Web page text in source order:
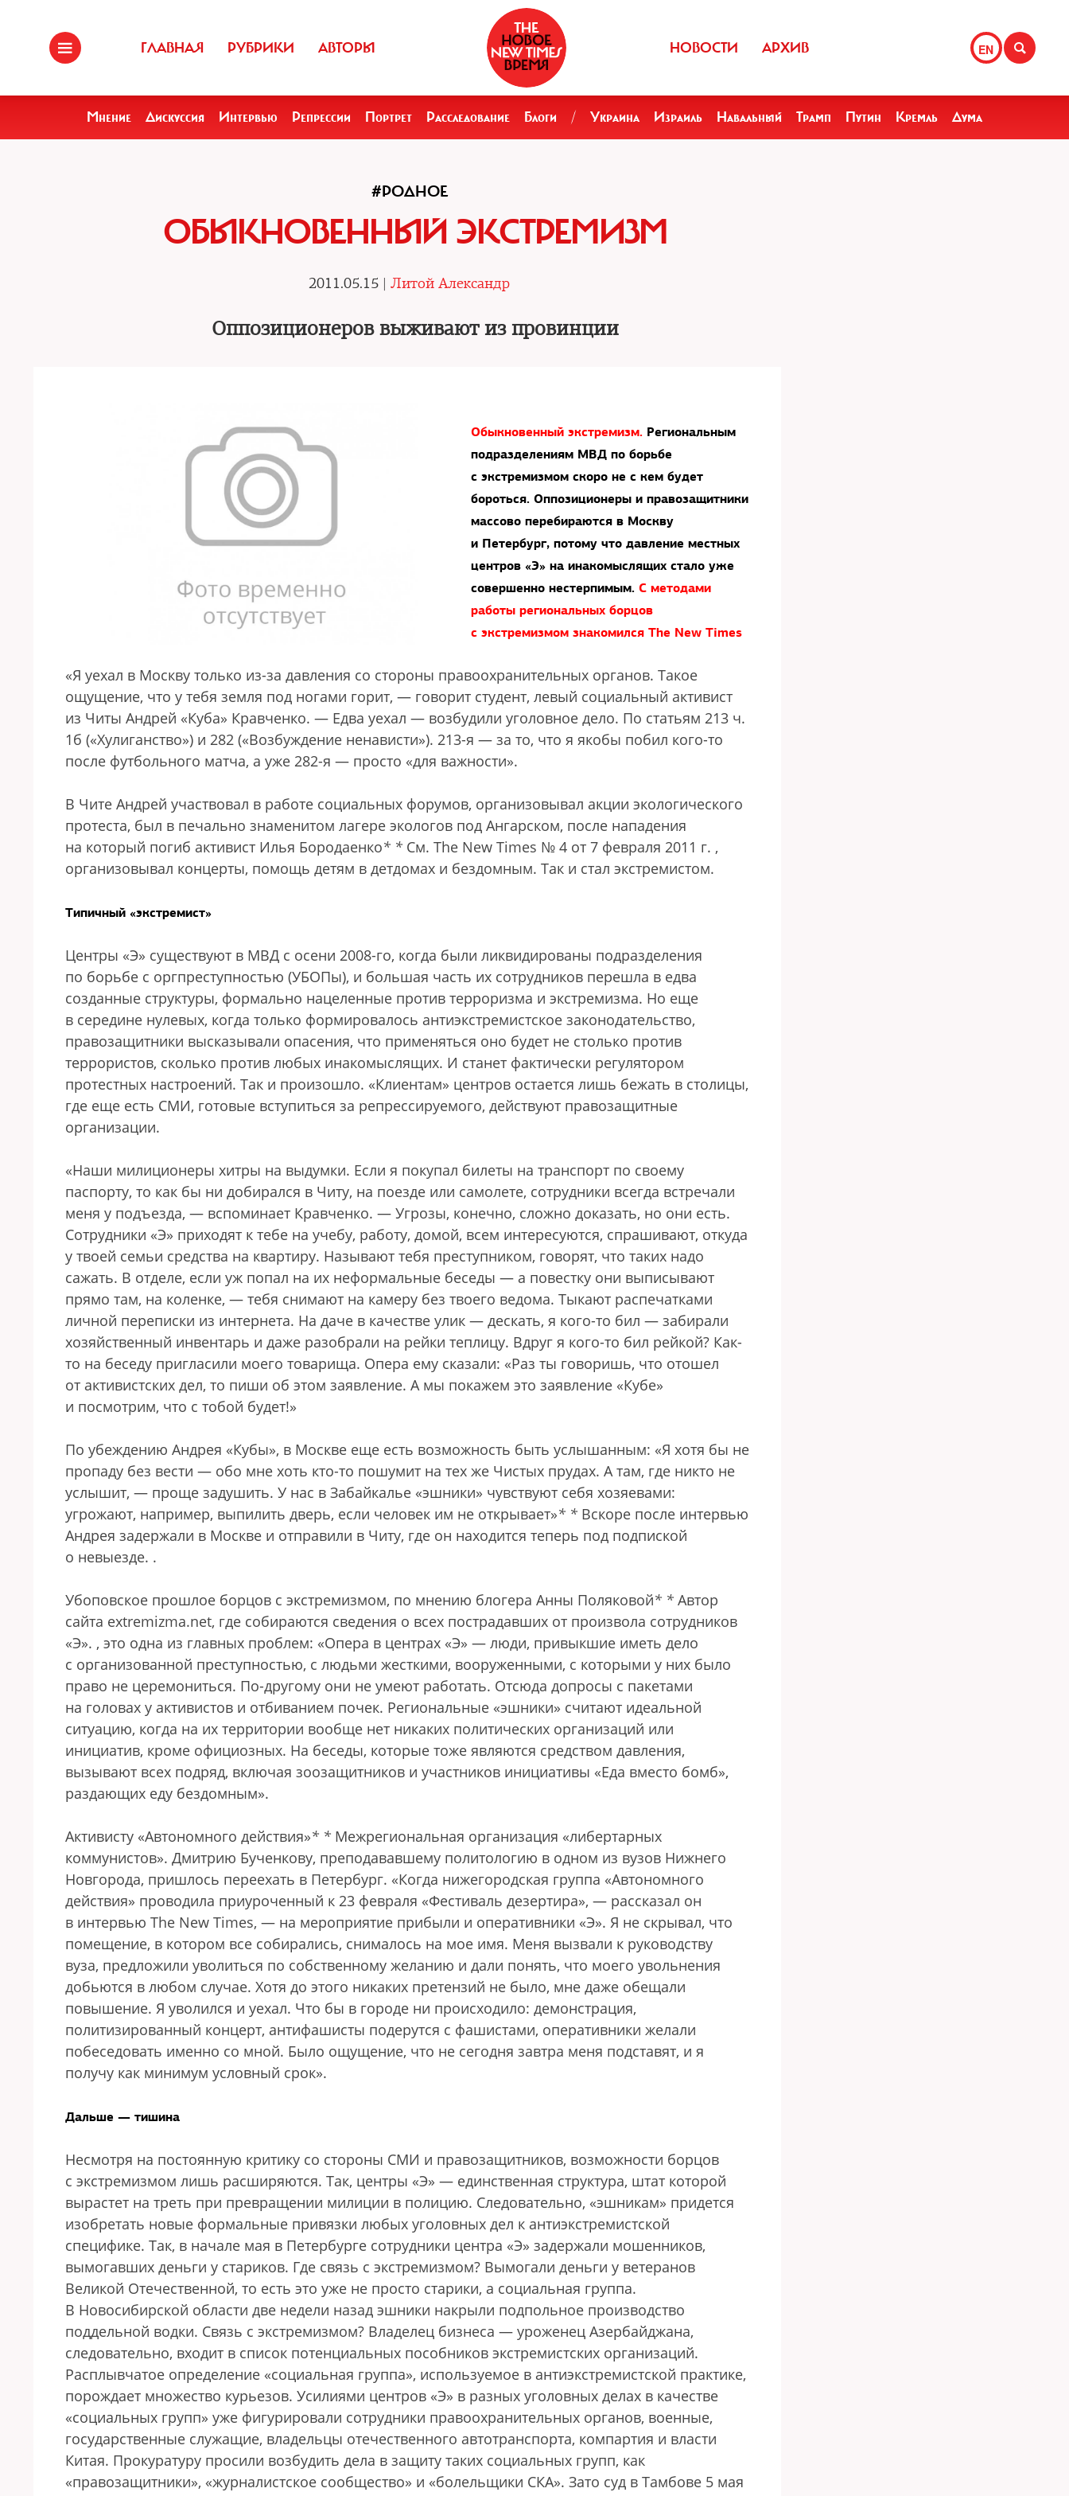
ГЛАВНАЯ РУБРИКИ АВТОРЫ EN
НОВОСТИ АРХИВ
Мнение Дискуссия Интервью Репрессии Портрет Расследование Блоги / Украина Израиль Навальный Трамп Путин Кремль Дума
#РОДНОЕ
ОБЫКНОВЕННЫЙ ЭКСТРЕМИЗМ
2011.05.15 | Литой Александр
Оппозиционеров выживают из провинции
Обыкновенный экстремизм. Региональным
подразделениям МВД по борьбе
с экстремизмом скоро не с кем будет
бороться. Оппозиционеры и правозащитники
массово перебираются в Москву
и Петербург, потому что давление местных
центров «Э» на инакомыслящих стало уже
совершенно нестерпимым. С методами
работы региональных борцов
с экстремизмом знакомился The New Times
«Я уехал в Москву только из-за давления со стороны правоохранительных органов. Такое
ощущение, что у тебя земля под ногами горит, — говорит студент, левый социальный активист
из Читы Андрей «Куба» Кравченко. — Едва уехал — возбудили уголовное дело. По статьям 213 ч.
1б («Хулиганство») и 282 («Возбуждение ненависти»). 213-я — за то, что я якобы побил кого-то
после футбольного матча, а уже 282-я — просто «для важности».
В Чите Андрей участвовал в работе социальных форумов, организовывал акции экологического
протеста, был в печально знаменитом лагере экологов под Ангарском, после нападения
на который погиб активист Илья Бородаенко* * См. The New Times № 4 от 7 февраля 2011 г. ,
организовывал концерты, помощь детям в детдомах и бездомным. Так и стал экстремистом.
Типичный «экстремист»
Центры «Э» существуют в МВД с осени 2008-го, когда были ликвидированы подразделения
по борьбе с оргпреступностью (УБОПы), и большая часть их сотрудников перешла в едва
созданные структуры, формально нацеленные против терроризма и экстремизма. Но еще
в середине нулевых, когда только формировалось антиэкстремистское законодательство,
правозащитники высказывали опасения, что применяться оно будет не столько против
террористов, сколько против любых инакомыслящих. И станет фактически регулятором
протестных настроений. Так и произошло. «Клиентам» центров остается лишь бежать в столицы,
где еще есть СМИ, готовые вступиться за репрессируемого, действуют правозащитные
организации.
«Наши милиционеры хитры на выдумки. Если я покупал билеты на транспорт по своему
паспорту, то как бы ни добирался в Читу, на поезде или самолете, сотрудники всегда встречали
меня у подъезда, — вспоминает Кравченко. — Угрозы, конечно, сложно доказать, но они есть.
Сотрудники «Э» приходят к тебе на учебу, работу, домой, всем интересуются, спрашивают, откуда
у твоей семьи средства на квартиру. Называют тебя преступником, говорят, что таких надо
сажать. В отделе, если уж попал на их неформальные беседы — а повестку они выписывают
прямо там, на коленке, — тебя снимают на камеру без твоего ведома. Тыкают распечатками
личной переписки из интернета. На даче в качестве улик — дескать, я кого-то бил — забирали
хозяйственный инвентарь и даже разобрали на рейки теплицу. Вдруг я кого-то бил рейкой? Как-
то на беседу пригласили моего товарища. Опера ему сказали: «Раз ты говоришь, что отошел
от активистских дел, то пиши об этом заявление. А мы покажем это заявление «Кубе»
и посмотрим, что с тобой будет!»
По убеждению Андрея «Кубы», в Москве еще есть возможность быть услышанным: «Я хотя бы не
пропаду без вести — обо мне хоть кто-то пошумит на тех же Чистых прудах. А там, где никто не
услышит, — проще задушить. У нас в Забайкалье «эшники» чувствуют себя хозяевами:
угрожают, например, выпилить дверь, если человек им не открывает»* * Вскоре после интервью
Андрея задержали в Москве и отправили в Читу, где он находится теперь под подпиской
о невыезде. .
Убоповское прошлое борцов с экстремизмом, по мнению блогера Анны Поляковой* * Автор
сайта extremizma.net, где собираются сведения о всех пострадавших от произвола сотрудников
«Э». , это одна из главных проблем: «Опера в центрах «Э» — люди, привыкшие иметь дело
с организованной преступностью, с людьми жесткими, вооруженными, с которыми у них было
право не церемониться. По-другому они не умеют работать. Отсюда допросы с пакетами
на головах у активистов и отбиванием почек. Региональные «эшники» считают идеальной
ситуацию, когда на их территории вообще нет никаких политических организаций или
инициатив, кроме официозных. На беседы, которые тоже являются средством давления,
вызывают всех подряд, включая зоозащитников и участников инициативы «Еда вместо бомб»,
раздающих еду бездомным».
Активисту «Автономного действия»* * Межрегиональная организация «либертарных
коммунистов». Дмитрию Бученкову, преподававшему политологию в одном из вузов Нижнего
Новгорода, пришлось переехать в Петербург. «Когда нижегородская группа «Автономного
действия» проводила приуроченный к 23 февраля «Фестиваль дезертира», — рассказал он
в интервью The New Times, — на мероприятие прибыли и оперативники «Э». Я не скрывал, что
помещение, в котором все собирались, снималось на мое имя. Меня вызвали к руководству
вуза, предложили уволиться по собственному желанию и дали понять, что моего увольнения
добьются в любом случае. Хотя до этого никаких претензий не было, мне даже обещали
повышение. Я уволился и уехал. Что бы в городе ни происходило: демонстрация,
политизированный концерт, антифашисты подерутся с фашистами, оперативники желали
побеседовать именно со мной. Было ощущение, что не сегодня завтра меня подставят, и я
получу как минимум условный срок».
Дальше — тишина
Несмотря на постоянную критику со стороны СМИ и правозащитников, возможности борцов
с экстремизмом лишь расширяются. Так, центры «Э» — единственная структура, штат которой
вырастет на треть при превращении милиции в полицию. Следовательно, «эшникам» придется
изобретать новые формальные привязки любых уголовных дел к антиэкстремистской
специфике. Так, в начале мая в Петербурге сотрудники центра «Э» задержали мошенников,
вымогавших деньги у стариков. Где связь с экстремизмом? Вымогали деньги у ветеранов
Великой Отечественной, то есть это уже не просто старики, а социальная группа.
В Новосибирской области две недели назад эшники накрыли подпольное производство
поддельной водки. Связь с экстремизмом? Владелец бизнеса — уроженец Азербайджана,
следовательно, входит в список потенциальных пособников экстремистских организаций.
Расплывчатое определение «социальная группа», используемое в антиэкстремистской практике,
порождает множество курьезов. Усилиями центров «Э» в разных уголовных делах в качестве
«социальных групп» уже фигурировали сотрудники правоохранительных органов, военные,
государственные служащие, владельцы отечественного автотранспорта, компартия и власти
Китая. Прокуратуру просили возбудить дела в защиту таких социальных групп, как
«правозащитники», «журналистское сообщество» и «болельщики СКА». Зато суд в Тамбове 5 мая